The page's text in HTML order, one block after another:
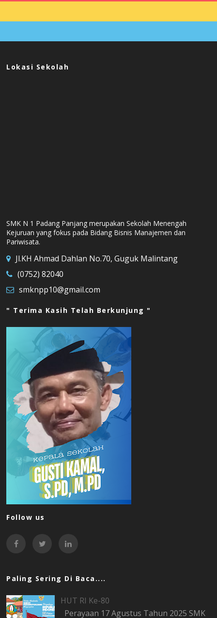
Lokasi Sekolah
SMK N 1 Padang Panjang merupakan Sekolah Menengah
Kejuruan yang fokus pada Bidang Bisnis Manajemen dan
Pariwisata.
Jl.KH Ahmad Dahlan No.70, Guguk Malintang
(0752) 82040
smknpp10@gmail.com
" Terima Kasih Telah Berkunjung "
Follow us
Paling Sering Di Baca....
HUT RI Ke-80
Perayaan 17 Agustus Tahun 2025 SMK